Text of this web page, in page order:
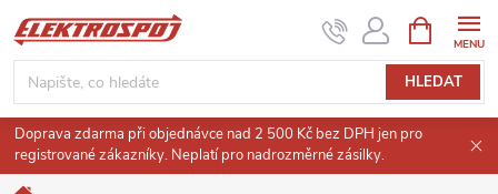
Přejít
na
obsah
HLEDAT
NÁKUPNÍ
KOŠÍK
Doprava zdarma při objednávce nad 2 500 Kč bez DPH jen pro
registrované zákazníky. Neplatí pro nadrozměrné zásilky.